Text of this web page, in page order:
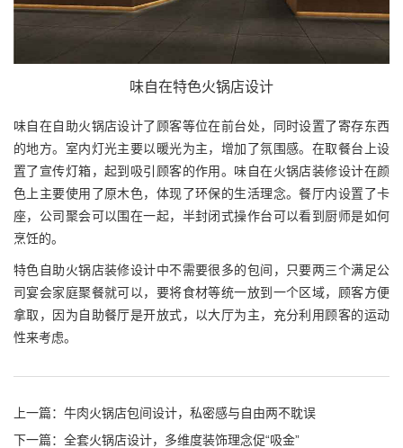
味自在特色火锅店设计
味自在自助火锅店设计了顾客等位在前台处，同时设置了寄存东西
的地方。室内灯光主要以暖光为主，增加了氛围感。在取餐台上设
置了宣传灯箱，起到吸引顾客的作用。味自在火锅店装修设计在颜
色上主要使用了原木色，体现了环保的生活理念。餐厅内设置了卡
座，公司聚会可以围在一起，半封闭式操作台可以看到厨师是如何
烹饪的。
特色自助火锅店装修设计中不需要很多的包间，只要两三个满足公
司宴会家庭聚餐就可以，要将食材等统一放到一个区域，顾客方便
拿取，因为自助餐厅是开放式，以大厅为主，充分利用顾客的运动
性来考虑。
上一篇： 牛肉火锅店包间设计，私密感与自由两不耽误
下一篇： 全套火锅店设计，多维度装饰理念促“吸金”